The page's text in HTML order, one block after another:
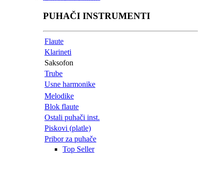
PUHAČI INSTRUMENTI
Flaute
Klarineti
Saksofon
Trube
Usne harmonike
Melodike
Blok flaute
Ostali puhači inst.
Piskovi (platle)
Pribor za puhače
Top Seller